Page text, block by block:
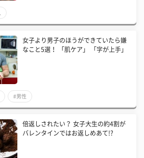
女子より男子のほうができていたら嫌
なこと5選！ 「肌ケア」 「字が上手」
#男性
倍返しされたい？ 女子大生の約4割が
バレンタインではお返しめあて!?